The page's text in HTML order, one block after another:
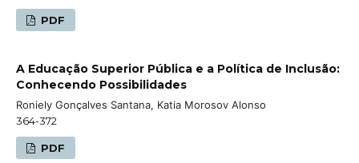
PDF
A Educação Superior Pública e a Política de Inclusão:
Conhecendo Possibilidades
Roniely Gonçalves Santana, Katia Morosov Alonso
364-372
PDF